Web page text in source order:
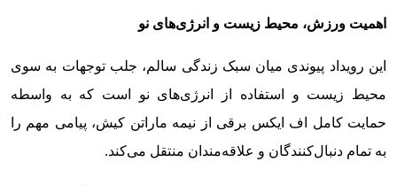
اهمیت ورزش، محیط زیست و انرژی‌های نو
این رویداد پیوندی میان سبک زندگی سالم، جلب توجهات به سوی
محیط زیست و استفاده از انرژی‌های نو است که به واسطه
حمایت کامل اف ایکس برقی از نیمه ماراتن کیش، پیامی مهم را
به تمام دنبال‌کنندگان و علاقه‌مندان منتقل می‌کند.